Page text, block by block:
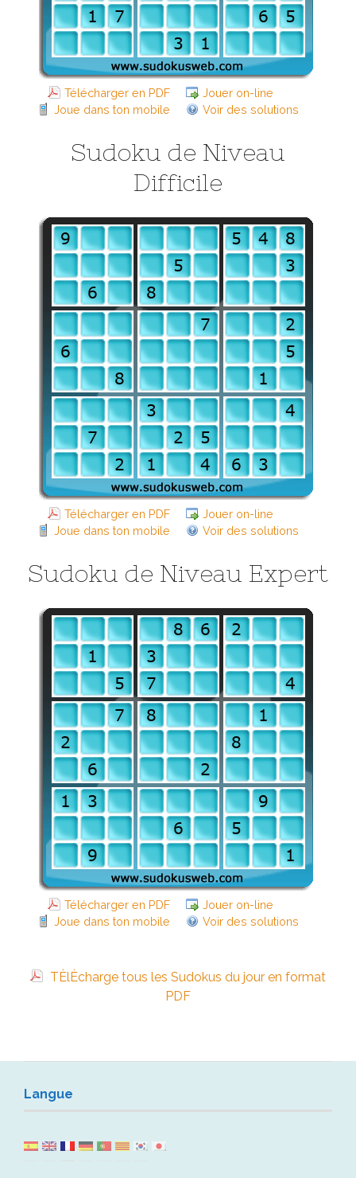
Télécharger en PDF
Jouer on-line
Joue dans ton mobile
Voir des solutions
Sudoku de Niveau
Difficile
Télécharger en PDF
Jouer on-line
Joue dans ton mobile
Voir des solutions
Sudoku de Niveau Expert
Télécharger en PDF
Jouer on-line
Joue dans ton mobile
Voir des solutions
TÈlÈcharge tous les Sudokus du jour en format
PDF
Langue